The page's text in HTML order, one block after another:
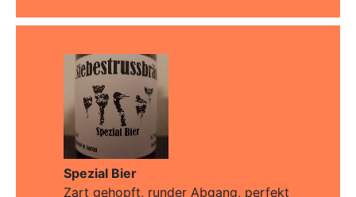
Spezial Bier
Zart gehopft, runder Abgang, perfekt